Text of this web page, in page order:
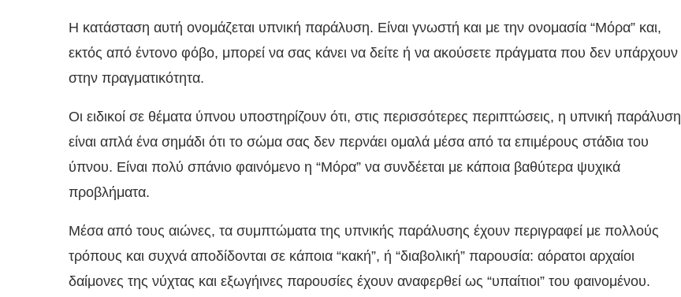
Η κατάσταση αυτή ονομάζεται υπνική παράλυση. Είναι γνωστή και με την ονομασία “Μόρα” και,
εκτός από έντονο φόβο, μπορεί να σας κάνει να δείτε ή να ακούσετε πράγματα που δεν υπάρχουν
στην πραγματικότητα.
Οι ειδικοί σε θέματα ύπνου υποστηρίζουν ότι, στις περισσότερες περιπτώσεις, η υπνική παράλυση
είναι απλά ένα σημάδι ότι το σώμα σας δεν περνάει ομαλά μέσα από τα επιμέρους στάδια του
ύπνου. Είναι πολύ σπάνιο φαινόμενο η “Μόρα” να συνδέεται με κάποια βαθύτερα ψυχικά
προβλήματα.
Μέσα από τους αιώνες, τα συμπτώματα της υπνικής παράλυσης έχουν περιγραφεί με πολλούς
τρόπους και συχνά αποδίδονται σε κάποια “κακή”, ή “διαβολική” παρουσία: αόρατοι αρχαίοι
δαίμονες της νύχτας και εξωγήινες παρουσίες έχουν αναφερθεί ως “υπαίτιοι” του φαινομένου.